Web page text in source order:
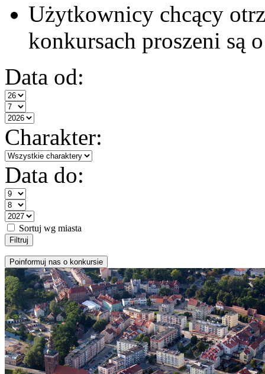
Użytkownicy chcący
konkursach proszeni są
Data od:
Charakter:
Data do:
Sortuj wg miasta